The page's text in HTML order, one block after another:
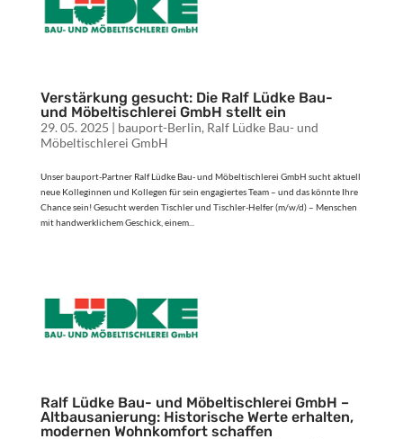
Verstärkung gesucht: Die Ralf Lüdke Bau-
und Möbeltischlerei GmbH stellt ein
29. 05. 2025 | bauport-Berlin, Ralf Lüdke Bau- und
Möbeltischlerei GmbH
Unser bauport-Partner Ralf Lüdke Bau- und Möbeltischlerei GmbH sucht aktuell
neue Kolleginnen und Kollegen für sein engagiertes Team – und das könnte Ihre
Chance sein! Gesucht werden Tischler und Tischler-Helfer (m/w/d) – Menschen
mit handwerklichem Geschick, einem...
Ralf Lüdke Bau- und Möbeltischlerei GmbH –
Altbausanierung: Historische Werte erhalten,
modernen Wohnkomfort schaffen